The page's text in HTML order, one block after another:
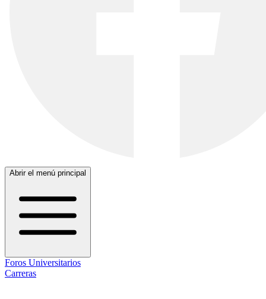
Abrir el menú principal
Foros Universitarios
Carreras